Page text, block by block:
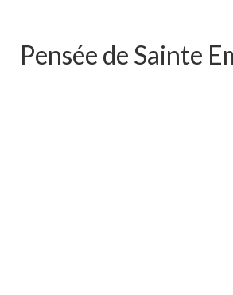
Pensée de Sainte